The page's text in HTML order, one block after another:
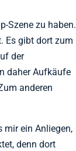
Szene zu haben.
Es gibt dort zum
der
daher Aufkäufe
anderen
mir ein Anliegen,
denn dort